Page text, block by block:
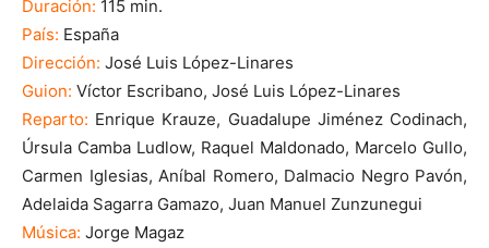
Duración: 115 min.
País: España
Dirección: José Luis López-Linares
Guion: Víctor Escribano, José Luis López-Linares
Reparto: Enrique Krauze, Guadalupe Jiménez Codinach,
Úrsula Camba Ludlow, Raquel Maldonado, Marcelo Gullo,
Carmen Iglesias, Aníbal Romero, Dalmacio Negro Pavón,
Adelaida Sagarra Gamazo, Juan Manuel Zunzunegui
Música: Jorge Magaz